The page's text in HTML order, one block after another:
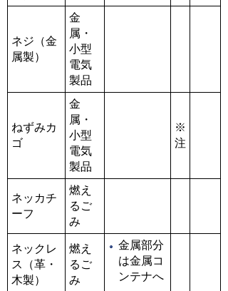
ネジ（金
属製）
金
属・
小型
電気
製品
ねずみカ
ゴ
金
属・
小型
電気
製品
※
注
ネッカチ
ーフ
燃え
るご
み
ネックレ
ス（革・
木製）
燃え
るご
み
金属部分
は金属コ
ンテナへ